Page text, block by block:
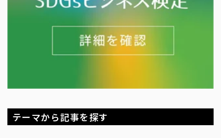
テーマから記事を探す